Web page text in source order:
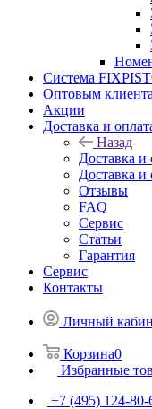
Система
Оптовым
Акции
Доставка и
Назад
Доставка и
Доставка и
Отзывы
FAQ
Сервис
Статьи
Гарантия
Сервис
Контакты
Личный
Корзина0
Избранные
+7 (495) 124-80-